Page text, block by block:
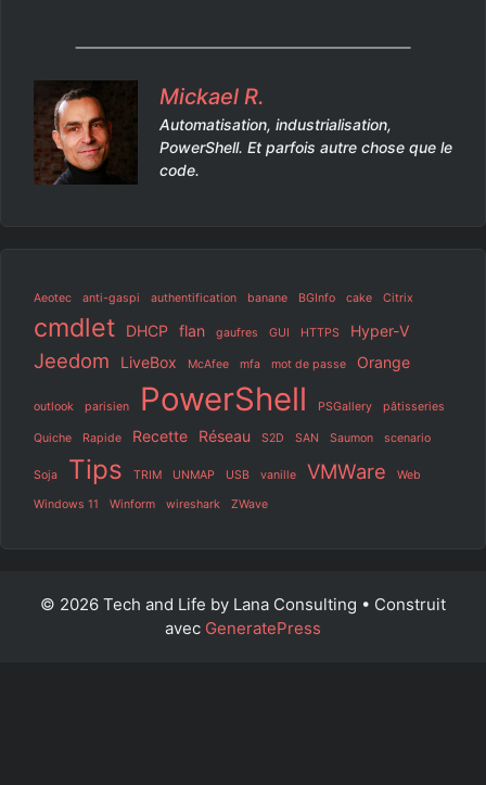
Mickael R.
Automatisation, industrialisation,
PowerShell. Et parfois autre chose que le
code.
Aeotec anti-gaspi authentification banane BGInfo cake Citrix
cmdlet DHCP flan gaufres GUI HTTPS Hyper-V
Jeedom LiveBox McAfee mfa mot de passe Orange
outlook parisien PowerShell PSGallery pâtisseries
Quiche Rapide Recette Réseau S2D SAN Saumon scenario
Soja Tips TRIM UNMAP USB vanille VMWare Web
Windows 11 Winform wireshark ZWave
© 2026 Tech and Life by Lana Consulting • Construit
avec GeneratePress